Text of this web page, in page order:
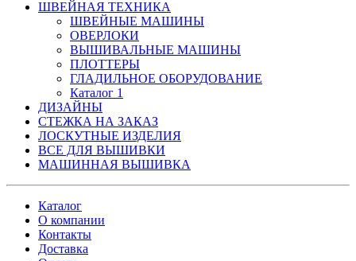
ШВЕЙНАЯ ТЕХНИКА
ШВЕЙНЫЕ МАШИНЫ
ОВЕРЛОКИ
ВЫШИВАЛЬНЫЕ МАШИНЫ
ПЛОТТЕРЫ
ГЛАДИЛЬНОЕ ОБОРУДОВАНИЕ
Каталог 1
ДИЗАЙНЫ
СТЕЖКА НА ЗАКАЗ
ЛОСКУТНЫЕ ИЗДЕЛИЯ
ВСЕ ДЛЯ ВЫШИВКИ
МАШИННАЯ ВЫШИВКА
Каталог
О компании
Контакты
Доставка